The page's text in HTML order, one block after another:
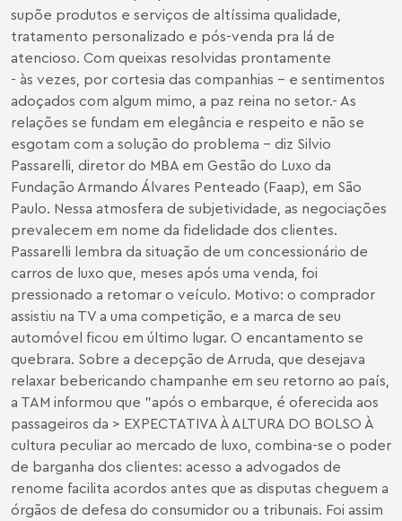
supõe produtos e serviços de altíssima qualidade,
tratamento personalizado e pós-venda pra lá de
atencioso. Com queixas resolvidas prontamente
- às vezes, por cortesia das companhias - e sentimentos
adoçados com algum mimo, a paz reina no setor.- As
relações se fundam em elegância e respeito e não se
esgotam com a solução do problema - diz Silvio
Passarelli, diretor do MBA em Gestão do Luxo da
Fundação Armando Álvares Penteado (Faap), em São
Paulo. Nessa atmosfera de subjetividade, as negociações
prevalecem em nome da fidelidade dos clientes.
Passarelli lembra da situação de um concessionário de
carros de luxo que, meses após uma venda, foi
pressionado a retomar o veículo. Motivo: o comprador
assistiu na TV a uma competição, e a marca de seu
automóvel ficou em último lugar. O encantamento se
quebrara. Sobre a decepção de Arruda, que desejava
relaxar bebericando champanhe em seu retorno ao país,
a TAM informou que "após o embarque, é oferecida aos
passageiros da > EXPECTATIVA À ALTURA DO BOLSO À
cultura peculiar ao mercado de luxo, combina-se o poder
de barganha dos clientes: acesso a advogados de
renome facilita acordos antes que as disputas cheguem a
órgãos de defesa do consumidor ou a tribunais. Foi assim